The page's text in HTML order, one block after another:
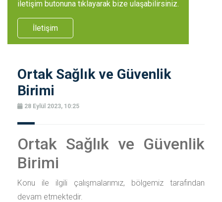
iletişim butonuna tıklayarak bize ulaşabilirsiniz.
İletişim
Ortak Sağlık ve Güvenlik
Birimi
28 Eylül 2023, 10:25
Ortak Sağlık ve Güvenlik
Birimi
Konu ile ilgili çalışmalarımız, bölgemiz tarafından
devam etmektedir.